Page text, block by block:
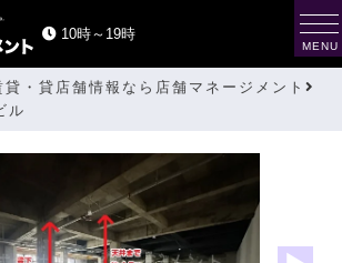
10時～19時
・貸店舗情報なら店舗マネージメント
ル
t
o
g
g
MENU